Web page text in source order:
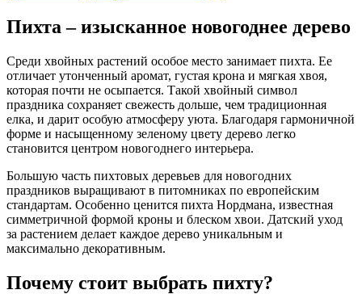
Пихта – изысканное новогоднее дерево
Среди хвойных растений особое место занимает пихта. Ее
отличает утонченный аромат, густая крона и мягкая хвоя,
которая почти не осыпается. Такой хвойный символ
праздника сохраняет свежесть дольше, чем традиционная
елка, и дарит особую атмосферу уюта. Благодаря гармоничной
форме и насыщенному зеленому цвету дерево легко
становится центром новогоднего интерьера.
Большую часть пихтовых деревьев для новогодних
праздников выращивают в питомниках по европейским
стандартам. Особенно ценится пихта Нордмана, известная
симметричной формой кроны и блеском хвои. Датский уход
за растением делает каждое дерево уникальным и
максимально декоративным.
Почему стоит выбрать пихту?